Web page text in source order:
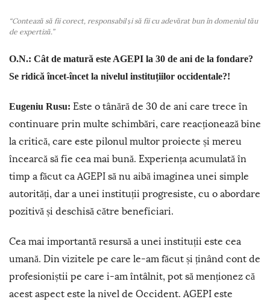
“Contează să fii corect, responsabil și să fii cu adevărat bun în domeniul tău
de expertiză.”
O.N.: Cât de matură este AGEPI la 30 de ani de la fondare?
Se ridică încet-încet la nivelul instituțiilor occidentale?!
Eugeniu Rusu: Este o tânără de 30 de ani care trece în
continuare prin multe schimbări, care reacționează bine
la critică, care este pilonul multor proiecte și mereu
încearcă să fie cea mai bună. Experiența acumulată în
timp a făcut ca AGEPI să nu aibă imaginea unei simple
autorități, dar a unei instituții progresiste, cu o abordare
pozitivă și deschisă către beneficiari.
Cea mai importantă resursă a unei instituții este cea
umană. Din vizitele pe care le-am făcut și ținând cont de
profesioniștii pe care i-am întâlnit, pot să menționez că
acest aspect este la nivel de Occident. AGEPI este